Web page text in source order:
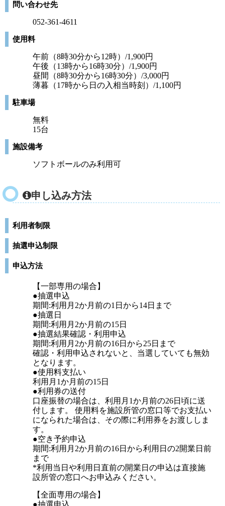
問い合わせ先
052-361-4611
使用料
午前（8時30分から12時）/1,900円
午後（13時から16時30分）/1,900円
昼間（8時30分から16時30分）/3,000円
薄暮（17時から日の入相当時刻）/1,100円
駐車場
無料
15台
施設備考
ソフトボールのみ利用可
申し込み方法
利用者制限
抽選申込制限
申込方法
【一部専用の場合】
●抽選申込
期間:利用月2か月前の1日から14日まで
●抽選日
期間:利用月2か月前の15日
●抽選結果確認・利用申込
期間:利用月2か月前の16日から25日まで
確認・利用申込されないと、当選していても無効
となります。
●使用料支払い
利用月1か月前の15日
●利用券の送付
口座振替の場合は、利用月1か月前の26日頃に送
付します。 使用料を施設所管の窓口等でお支払い
になられた場合は、その際に利用券をお渡ししま
す。
●空き予約申込
期間:利用月2か月前の16日から利用日の2開業日前
まで
*利用当日や利用日直前の開業日の申込は直接施
設所管の窓口へお申込みください。
【全面専用の場合】
●抽選申込